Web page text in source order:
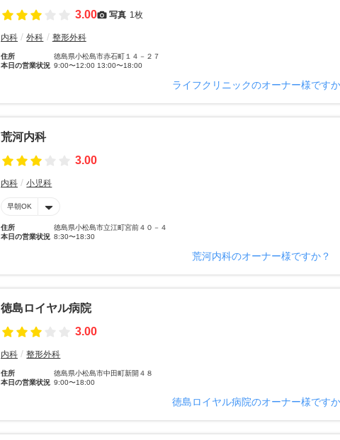
3.00
写真 1枚
内科 外科 整形外科
住所
徳島県小松島市赤石町１４－２７
本日の営業状況 9:00〜12:00 13:00〜18:00
ライフクリニックのオーナー様です
荒河内科
3.00
内科 小児科
早朝OK
住所
徳島県小松島市立江町宮前４０－４
本日の営業状況 8:30〜18:30
荒河内科のオーナー様ですか？
徳島ロイヤル病院
3.00
内科 整形外科
住所
徳島県小松島市中田町新開４８
本日の営業状況 9:00〜18:00
徳島ロイヤル病院のオーナー様です